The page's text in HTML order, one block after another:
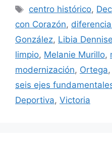
Etiquetas
centro histórico,
con Corazón,
González, Libia
limpio, Melanie Murillo,
modernización, Ortega,
seis ejes
Deportiva, Victoria